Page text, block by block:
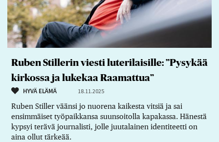
Ruben Stillerin viesti luterilaisille: ”Pysykää
kirkossa ja lukekaa Raamattua”
HYVÄ ELÄMÄ 18.11.2025
Ruben Stiller väänsi jo nuorena kaikesta vitsiä ja sai
ensimmäiset työpaikkansa suunsoitolla kapakassa. Hänestä
kypsyi terävä journalisti, jolle juutalainen identiteetti on
aina ollut tärkeää.